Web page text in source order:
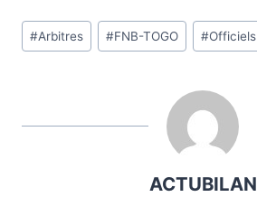
Étiquettes
de
#Arbitres #FNB-TOGO #Officiels
ACTUBILAN